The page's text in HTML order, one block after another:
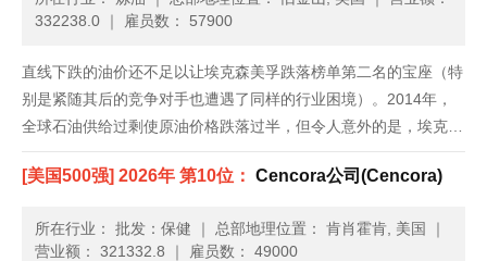
332238.0 ｜ 雇员数： 57900
直线下跌的油价还不足以让埃克森美孚跌落榜单第二名的宝座（特
别是紧随其后的竞争对手也遭遇了同样的行业困境）。2014年，
全球石油供给过剩使原油价格跌落过半，但令人意外的是，埃克森
美孚2014年收入跌幅（6.1%）却小于2013年。其2014年净利润基
本同比持平，2013年则下跌27%。这家公司计划在美......
[美国500强] 2026年 第10位： Cencora公司(Cencora)
所在行业： 批发：保健 ｜ 总部地理位置： 肯肖霍肯, 美国
｜
营业额： 321332.8 ｜ 雇员数： 49000